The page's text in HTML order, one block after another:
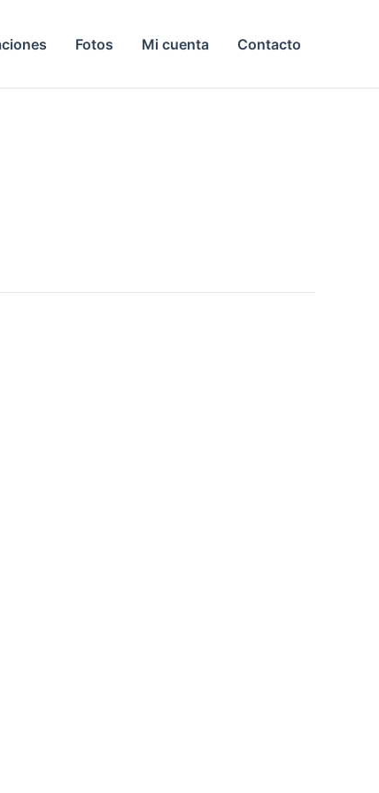
Fotos Mi cuenta Contacto